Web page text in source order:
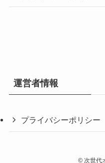
運営者情報
プライバシーポリシー
©次世代